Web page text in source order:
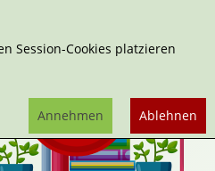
Session-Cookies platzieren
Ablehnen
Annehmen